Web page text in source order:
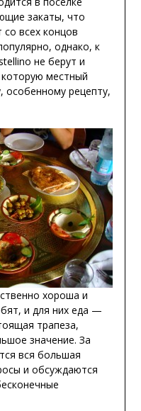
закаты, что
всех концов
однако, к
не берут и
местный
рецепту,
хороша и
и для них еда —
трапеза,
значение. За
вся большая
и обсуждаются